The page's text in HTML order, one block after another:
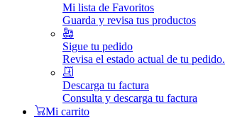
Mi lista de Favoritos
Guarda y revisa tus productos
Sigue tu pedido
Revisa el estado actual de tu pedido.
Descarga tu factura
Consulta y descarga tu factura
Mi carrito